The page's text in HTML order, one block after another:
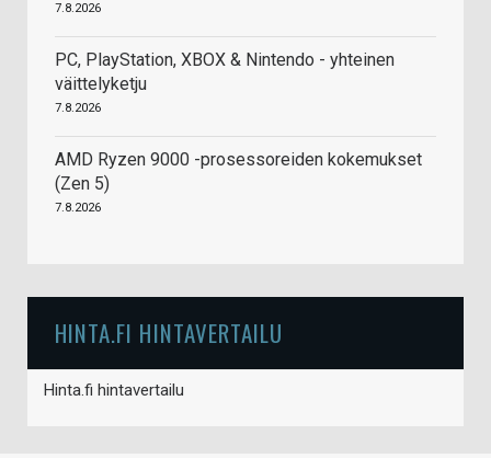
7.8.2026
PC, PlayStation, XBOX & Nintendo - yhteinen
väittelyketju
7.8.2026
AMD Ryzen 9000 -prosessoreiden kokemukset
(Zen 5)
7.8.2026
HINTA.FI HINTAVERTAILU
Hinta.fi hintavertailu